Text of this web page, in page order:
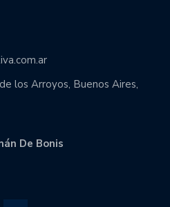
los Arroyos, Buenos Aires,
De Bonis